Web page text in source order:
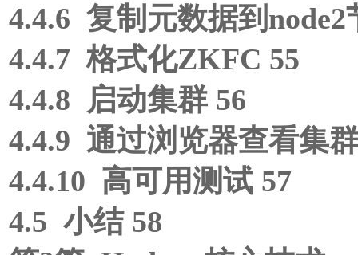
4.4.6 复制元数据到node2
4.4.7 格式化ZKFC 55
4.4.8 启动集群 56
4.4.9 通过浏览器查看集
4.4.10 高可用测试 57
4.5 小结 58